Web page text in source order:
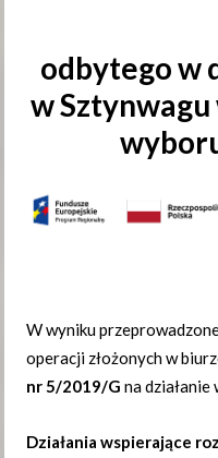
odbytego w
w
W wyniku
operacji złożonych w
nr 5/2019/G na działanie
Działania wspierające